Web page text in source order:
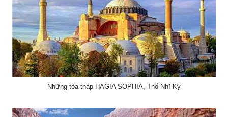
Những tòa tháp HAGIA SOPHIA, Thổ Nhĩ Kỳ